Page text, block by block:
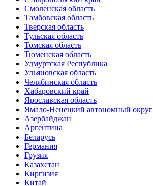
Смоленская область
Тамбовская область
Тверская область
Тульская область
Томская область
Тюменская область
Удмуртская Республика
Ульяновская область
Челябинская область
Хабаровский край
Ярославская область
Ямало-Ненецкий автономный округ
Азербайджан
Аргентина
Беларусь
Германия
Грузия
Казахстан
Киргизия
Китай